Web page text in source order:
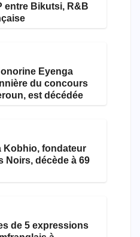
entre Bikutsi, R&B
Eyenga
du concours
est décédée
Kobhio, fondateur
Noirs, décède à 69
de 5 expressions